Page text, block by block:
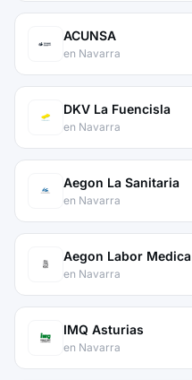
ACUNSA
en Navarra
DKV La Fuencisla
en Navarra
Aegon La Sanitaria
en Navarra
Aegon Labor Medica
en Navarra
IMQ Asturias
en Navarra